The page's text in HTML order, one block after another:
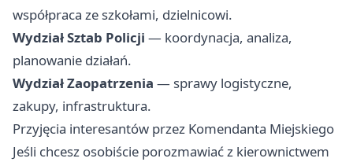
współpraca ze szkołami, dzielnicowi.
Wydział Sztab Policji — koordynacja, analiza,
planowanie działań.
Wydział Zaopatrzenia — sprawy logistyczne,
zakupy, infrastruktura.
Przyjęcia interesantów przez Komendanta Miejskiego
Jeśli chcesz osobiście porozmawiać z kierownictwem